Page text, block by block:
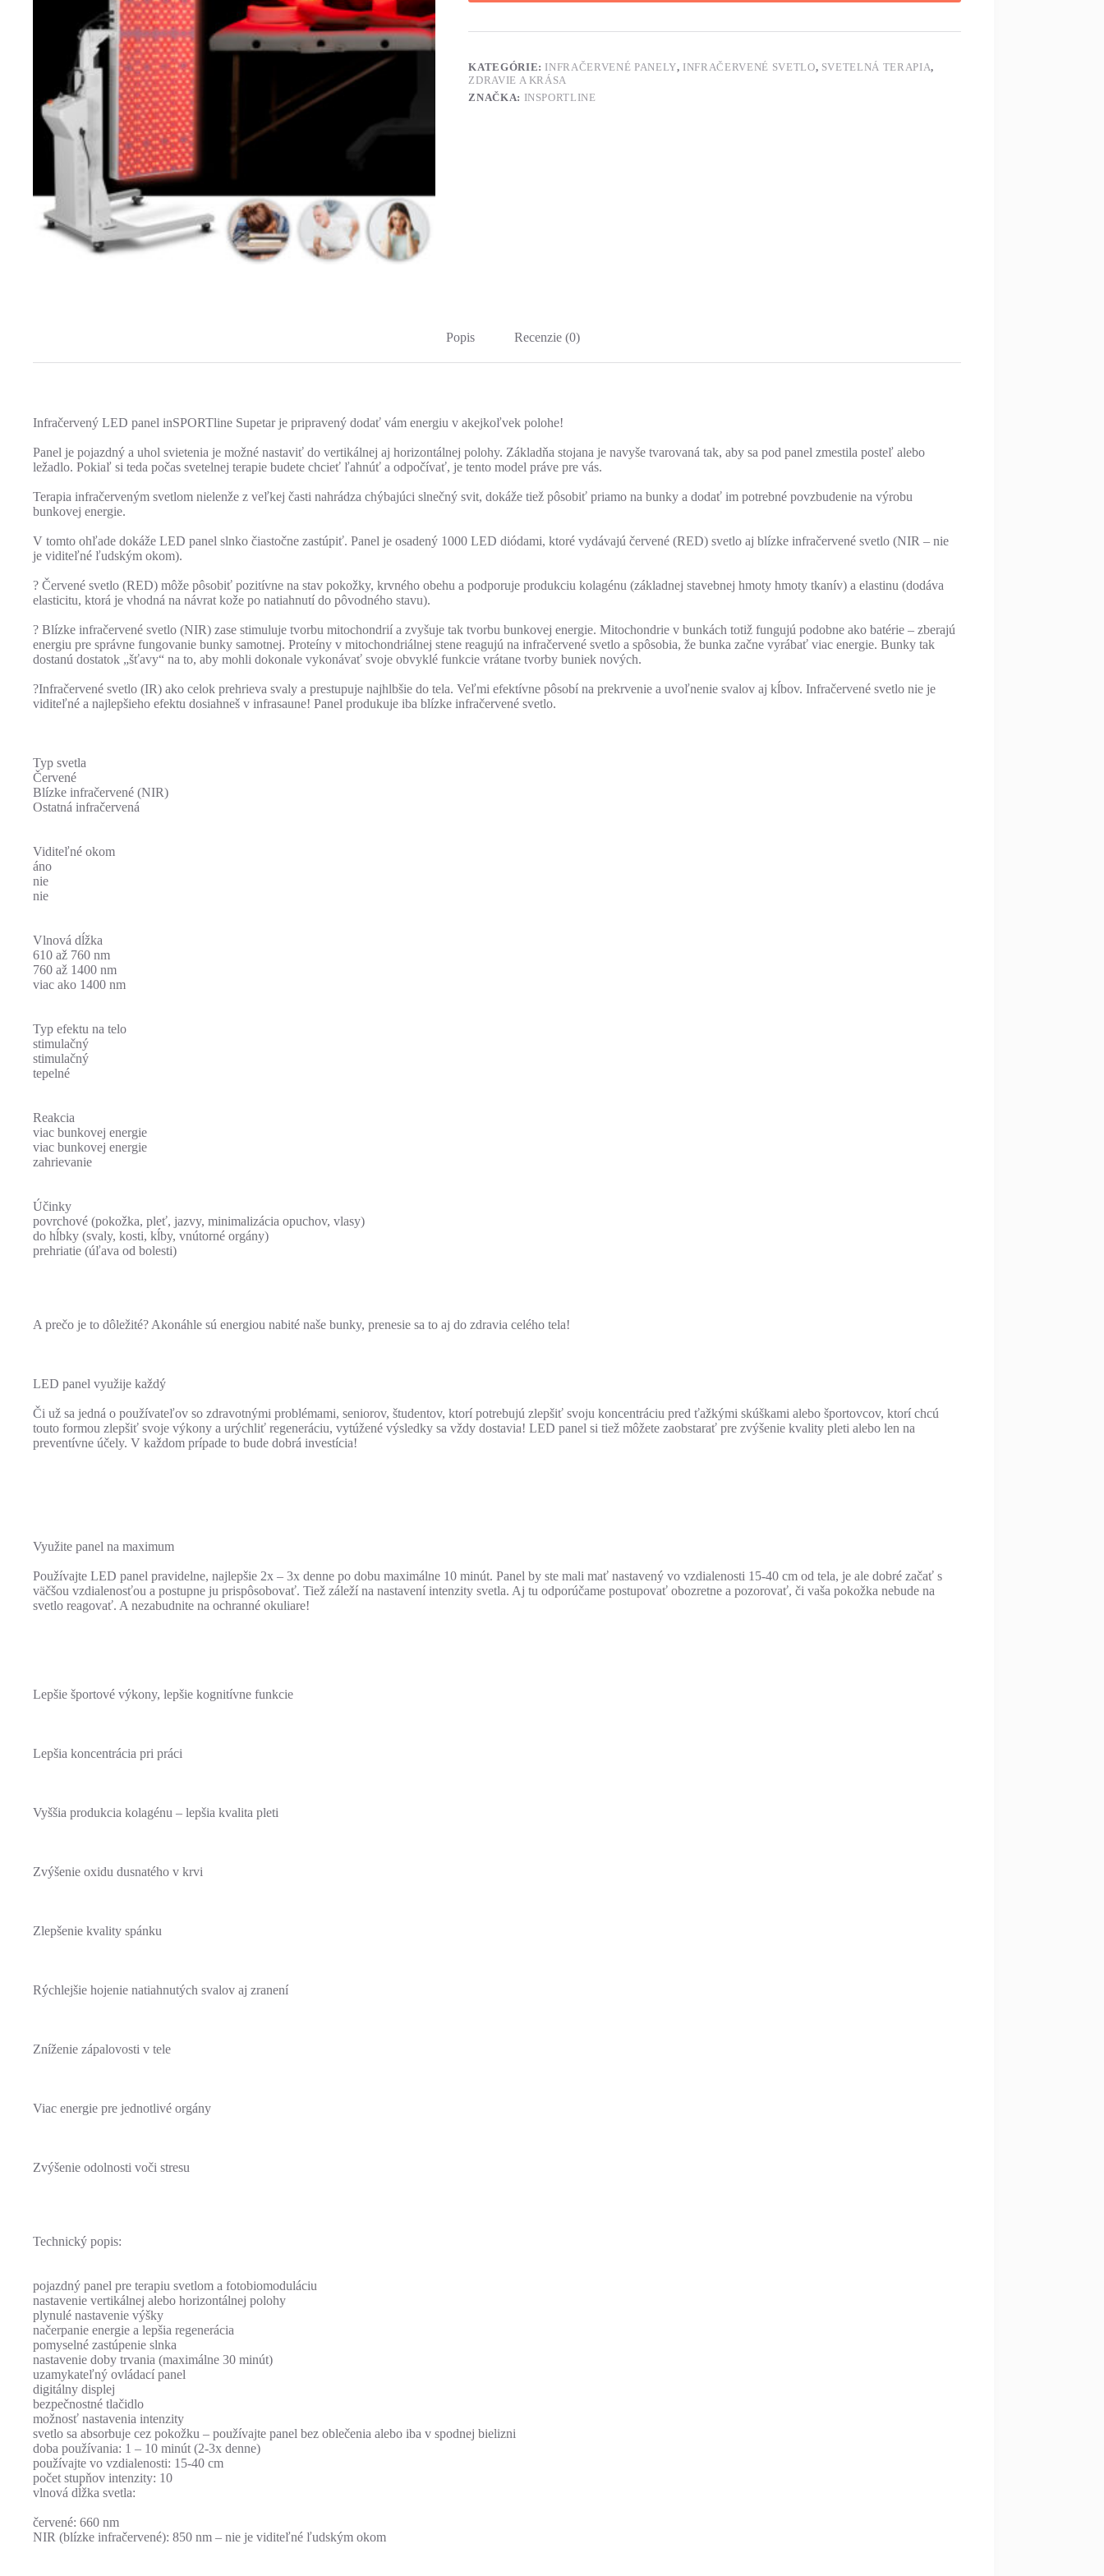
KATEGÓRIE: INFRAČERVENÉ PANELY, INFRAČERVENÉ SVETLO, SVETELNÁ TERAPIA,
ZDRAVIE A KRÁSA
ZNAČKA: INSPORTLINE
Popis Recenzie (0)
Infračervený LED panel inSPORTline Supetar je pripravený dodať vám energiu v akejkoľvek polohe!
Panel je pojazdný a uhol svietenia je možné nastaviť do vertikálnej aj horizontálnej polohy. Základňa stojana je navyše tvarovaná tak, aby sa pod panel zmestila posteľ alebo
ležadlo. Pokiaľ si teda počas svetelnej terapie budete chcieť ľahnúť a odpočívať, je tento model práve pre vás.
Terapia infračerveným svetlom nielenže z veľkej časti nahrádza chýbajúci slnečný svit, dokáže tiež pôsobiť priamo na bunky a dodať im potrebné povzbudenie na výrobu
bunkovej energie.
V tomto ohľade dokáže LED panel slnko čiastočne zastúpiť. Panel je osadený 1000 LED diódami, ktoré vydávajú červené (RED) svetlo aj blízke infračervené svetlo (NIR – nie
je viditeľné ľudským okom).
? Červené svetlo (RED) môže pôsobiť pozitívne na stav pokožky, krvného obehu a podporuje produkciu kolagénu (základnej stavebnej hmoty hmoty tkanív) a elastinu (dodáva
elasticitu, ktorá je vhodná na návrat kože po natiahnutí do pôvodného stavu).
? Blízke infračervené svetlo (NIR) zase stimuluje tvorbu mitochondrií a zvyšuje tak tvorbu bunkovej energie. Mitochondrie v bunkách totiž fungujú podobne ako batérie – zberajú
energiu pre správne fungovanie bunky samotnej. Proteíny v mitochondriálnej stene reagujú na infračervené svetlo a spôsobia, že bunka začne vyrábať viac energie. Bunky tak
dostanú dostatok „šťavy“ na to, aby mohli dokonale vykonávať svoje obvyklé funkcie vrátane tvorby buniek nových.
?Infračervené svetlo (IR) ako celok prehrieva svaly a prestupuje najhlbšie do tela. Veľmi efektívne pôsobí na prekrvenie a uvoľnenie svalov aj kĺbov. Infračervené svetlo nie je
viditeľné a najlepšieho efektu dosiahneš v infrasaune! Panel produkuje iba blízke infračervené svetlo.
Typ svetla
Červené
Blízke infračervené (NIR)
Ostatná infračervená
Viditeľné okom
áno
nie
nie
Vlnová dĺžka
610 až 760 nm
760 až 1400 nm
viac ako 1400 nm
Typ efektu na telo
stimulačný
stimulačný
tepelné
Reakcia
viac bunkovej energie
viac bunkovej energie
zahrievanie
Účinky
povrchové (pokožka, pleť, jazvy, minimalizácia opuchov, vlasy)
do hĺbky (svaly, kosti, kĺby, vnútorné orgány)
prehriatie (úľava od bolesti)
A prečo je to dôležité? Akonáhle sú energiou nabité naše bunky, prenesie sa to aj do zdravia celého tela!
LED panel využije každý
Či už sa jedná o používateľov so zdravotnými problémami, seniorov, študentov, ktorí potrebujú zlepšiť svoju koncentráciu pred ťažkými skúškami alebo športovcov, ktorí chcú
touto formou zlepšiť svoje výkony a urýchliť regeneráciu, vytúžené výsledky sa vždy dostavia! LED panel si tiež môžete zaobstarať pre zvýšenie kvality pleti alebo len na
preventívne účely. V každom prípade to bude dobrá investícia!
Využite panel na maximum
Používajte LED panel pravidelne, najlepšie 2x – 3x denne po dobu maximálne 10 minút. Panel by ste mali mať nastavený vo vzdialenosti 15-40 cm od tela, je ale dobré začať s
väčšou vzdialenosťou a postupne ju prispôsobovať. Tiež záleží na nastavení intenzity svetla. Aj tu odporúčame postupovať obozretne a pozorovať, či vaša pokožka nebude na
svetlo reagovať. A nezabudnite na ochranné okuliare!
Lepšie športové výkony, lepšie kognitívne funkcie
Lepšia koncentrácia pri práci
Vyššia produkcia kolagénu – lepšia kvalita pleti
Zvýšenie oxidu dusnatého v krvi
Zlepšenie kvality spánku
Rýchlejšie hojenie natiahnutých svalov aj zranení
Zníženie zápalovosti v tele
Viac energie pre jednotlivé orgány
Zvýšenie odolnosti voči stresu
Technický popis:
pojazdný panel pre terapiu svetlom a fotobiomoduláciu
nastavenie vertikálnej alebo horizontálnej polohy
plynulé nastavenie výšky
načerpanie energie a lepšia regenerácia
pomyselné zastúpenie slnka
nastavenie doby trvania (maximálne 30 minút)
uzamykateľný ovládací panel
digitálny displej
bezpečnostné tlačidlo
možnosť nastavenia intenzity
svetlo sa absorbuje cez pokožku – používajte panel bez oblečenia alebo iba v spodnej bielizni
doba používania: 1 – 10 minút (2-3x denne)
používajte vo vzdialenosti: 15-40 cm
počet stupňov intenzity: 10
vlnová dĺžka svetla:
červené: 660 nm
NIR (blízke infračervené): 850 nm – nie je viditeľné ľudským okom